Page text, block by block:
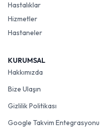
Hastalıklar
Hizmetler
Hastaneler
KURUMSAL
Hakkımızda
Bize Ulaşın
Gizlilik Politikası
Google Takvim Entegrasyonu